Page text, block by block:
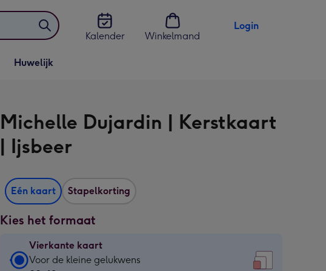
Kalender
Winkelmand
Login
Vervolgkeuzelijst
Huwelijk openen
Huwelijk
Michelle Dujardin | Kerstkaart
| Ijsbeer
Eén kaart Stapelkorting
Kies het formaat
Vierkante kaart
Vierkante
Voor de kleine gelukwens